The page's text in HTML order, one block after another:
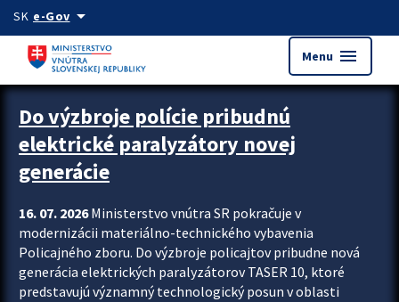
Preskocit na hlavný obsah
SK e-Govarrow_drop_down
Menu menu
Zastavit automatický posun upútavok
Do výzbroje polície pribudnú
elektrické paralyzátory novej
generácie
16. 07. 2026Ministerstvo vnútra SR pokračuje v
modernizácii materiálno-technického vybavenia
Policajného zboru. Do výzbroje policajtov pribudne nová
generácia elektrických paralyzátorov TASER 10, ktoré
predstavujú významný technologický posun v oblasti